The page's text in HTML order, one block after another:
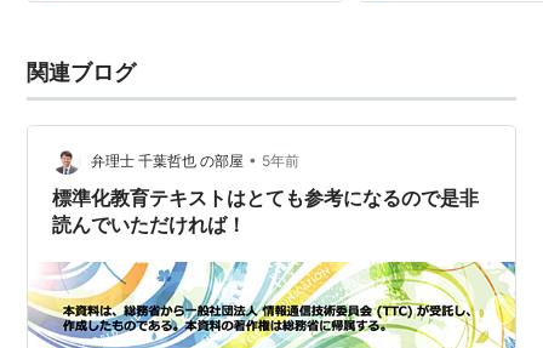
関連ブログ
弁理士 千葉哲也 の部屋 • 5年前
標準化教育テキストはとても参考になるので是非
読んでいただければ！